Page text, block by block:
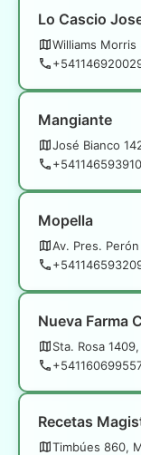
Lo Cascio
Williams
Mangiante
José Bianco
+541146593910
Mopella
Av. Pres.
Nueva Farma
Sta. Rosa
Recetas
Timbúes 860,